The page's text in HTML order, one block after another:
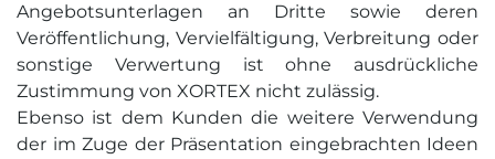
Angebotsunterlagen an Dritte sowie deren
Veröffentlichung, Vervielfältigung, Verbreitung oder
sonstige Verwertung ist ohne ausdrückliche
Zustimmung von XORTEX nicht zulässig.
Ebenso ist dem Kunden die weitere Verwendung
der im Zuge der Präsentation eingebrachten Ideen